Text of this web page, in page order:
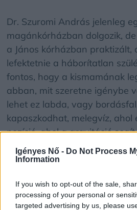
Igényes Nő - Do Not Process
Information
If you wish to opt-out of the sale,
processing of your personal or
targeted advertising by us, please
Dr. Szuromi András jelenleg
magánkórházban dolgozik,
a János kórházban praktizált,
lefektetnie a háborítatlan
fontos, hogy a kismamának
abban, mit szeretne igénybe
lehet ez labda, vagy
kapaszkodhat, melegvíz, ahol
pozíció, ahol a gravitáció
támogatják a kismamát és a
hogy beavatkozás-mentesen
szülessen meg, akkor
sincs szükség.